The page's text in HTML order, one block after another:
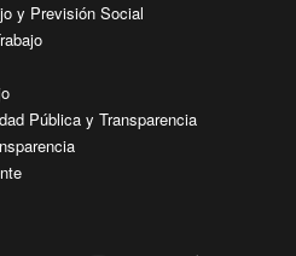
y Previsión Social
Pública y Transparencia